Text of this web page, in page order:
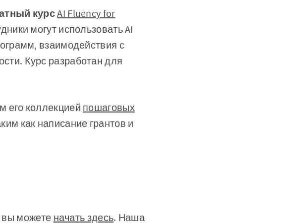
курсAI Fluency for
могут использовать AI
взаимодействия с
Курс разработан для
его коллекцией пошаговых
как написание грантов и
вы можете начать здесь. Наша